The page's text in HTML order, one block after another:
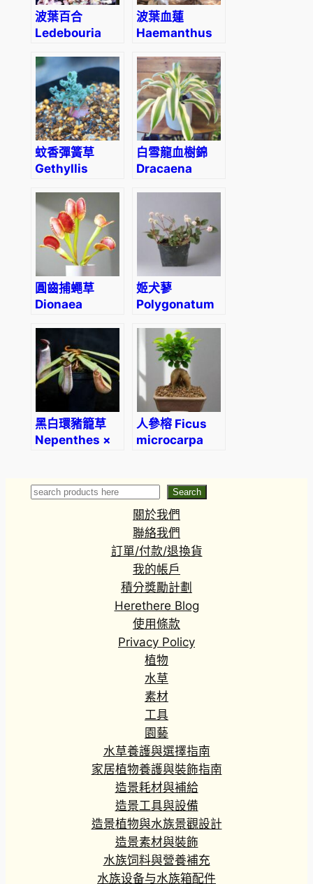
波葉百合
Ledebouria
波葉血蓮
Haemanthus
蚊香彈簧草
Gethyllis
白雪龍血樹錦
Dracaena
圓齒捕蠅草
Dionaea
‘adentate’
姬犬蓼
Polygonatum
黑白環豬籠草
Nepenthes ×
White’
人參榕 Ficus
microcarpa
Search Search
關於我們
聯絡我們
訂單/付款/退換貨
我的帳戶
積分獎勵計劃
Herethere Blog
使用條款
Privacy Policy
植物
水草
素材
工具
園藝
水草養護與選擇指南
家居植物養護與裝飾指南
造景耗材與補給
造景工具與設備
造景植物與水族景觀設計
造景素材與裝飾
水族饲料與營養補充
水族设备与水族箱配件